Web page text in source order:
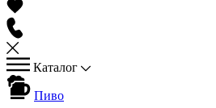
Каталог
Пиво